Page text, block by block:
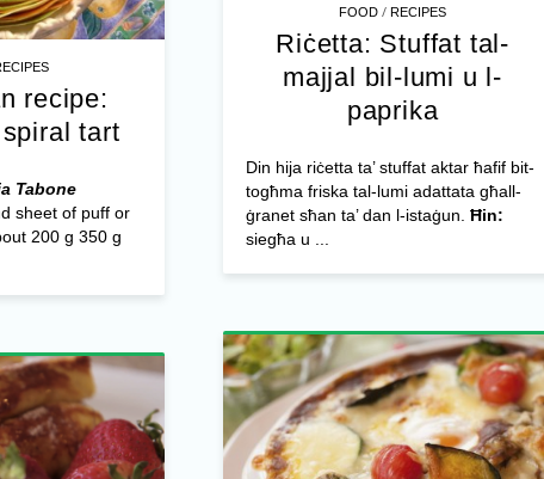
FOOD /RECIPES
Riċetta: Stuffat tal-
majjal bil-lumi u l-
paprika
Din hija riċetta ta’ stuffat aktar ħafif bit-
togħma friska tal-lumi adattata għall-
ġranet sħan ta’ dan l-istaġun. Ħin:
siegħa u ...
recipe:
tart
Tabone
sheet of puff or
200 g 350 g